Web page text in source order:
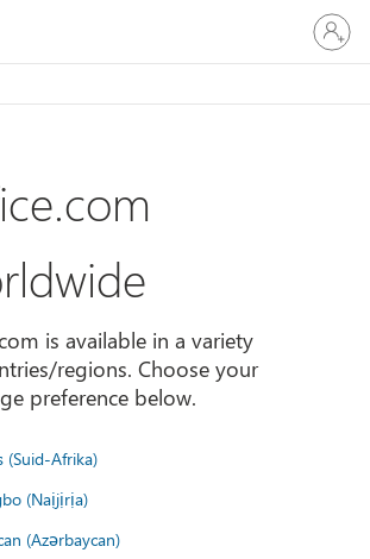
Sign
in
to
account
is available in a variety
regions. Choose your
preference below.
(Suid-Afrika)
(Naịjịrịa)
(Azərbaycan)